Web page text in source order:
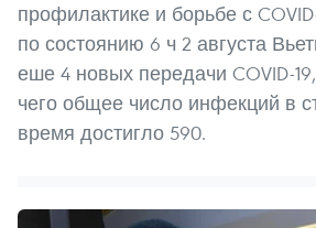
профилактике и борьбе с
по состоянию 6 ч 2 августа
еше 4 новых передачи COVID-
чего общее число инфекций в
время достигло 590.